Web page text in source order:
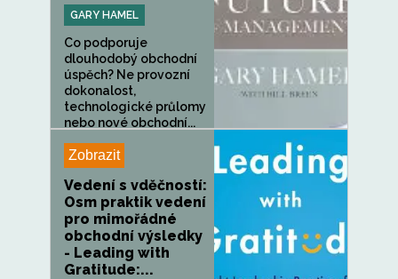
GARY HAMEL
Co podporuje
dlouhodobý obchodní
úspěch? Ne provozní
dokonalost,
technologické průlomy
nebo nové obchodní...
Zobrazit
Vedení s vděčností:
Osm praktik vedení
pro mimořádné
obchodní výsledky
- Leading with
Gratitude:...